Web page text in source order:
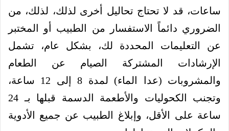
ساعات، قد لا تحتاج تحاليل أخرى لذلك، لذلك، من
الضروري دائماً الاستفسار من الطبيب أو المختبر
عن التعليمات المحددة لك، بشكل عام، تشمل
الإرشادات المشتركة الصيام عن الطعام
والمشروبات (عدا الماء) لمدة 8 إلى 12 ساعة،
وتجنب الكحوليات والأطعمة الدسمة قبلها بـ 24
ساعة على الأقل، وإبلاغ الطبيب عن جميع الأدوية